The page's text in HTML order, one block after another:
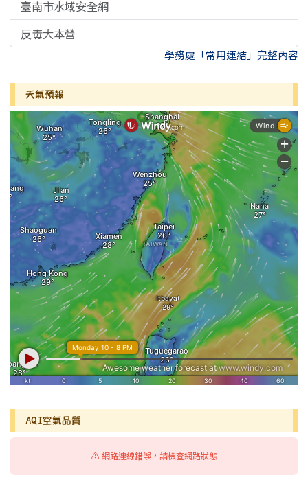
臺南市水域安全網
反毒大本營
學務處「常用連結」完整內容
天氣預報
AQI空氣品質
⚠️ 網路連線錯誤，請檢查網路狀態